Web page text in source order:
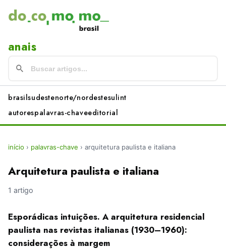
anais
brasilsudestenorte/nordestesulint
autorespalavras-chaveeditorial
início › palavras-chave › arquitetura paulista e italiana
Arquitetura paulista e italiana
1 artigo
Esporádicas intuições. A arquitetura residencial
paulista nas revistas italianas (1930–1960):
considerações à margem